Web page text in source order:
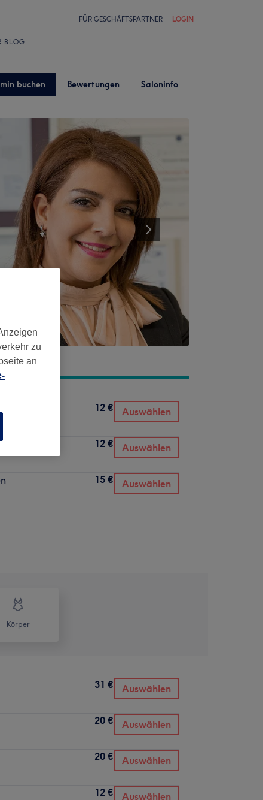
FÜR GESCHÄFTSPARTNER LOGIN
BLOG
buchen Bewertungen Saloninfo
12 € Auswählen
12 € Auswählen
15 € Auswählen
Körper
31 € Auswählen
20 € Auswählen
20 € Auswählen
12 € Auswählen
zu
an